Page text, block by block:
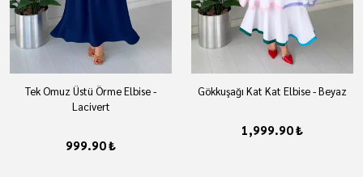
Tek Omuz Üstü Örme Elbise -
Lacivert
999.90 ₺
Gökkuşağı Kat Kat Elbise - Beyaz
1,999.90 ₺